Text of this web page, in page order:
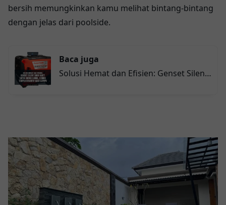
bersih memungkinkan kamu melihat bintang-bintang
dengan jelas dari poolside.
Baca juga
Solusi Hemat dan Efisien: Genset Silent